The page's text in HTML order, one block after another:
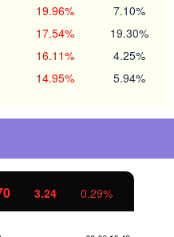
19.96% 7.10%
17.54% 19.30%
16.11% 4.25%
14.95% 5.94%
3.24 0.29%